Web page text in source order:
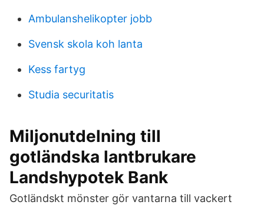
Ambulanshelikopter jobb
Svensk skola koh lanta
Kess fartyg
Studia securitatis
Miljonutdelning till
gotländska lantbrukare
Landshypotek Bank
Gotländskt mönster gör vantarna till vackert